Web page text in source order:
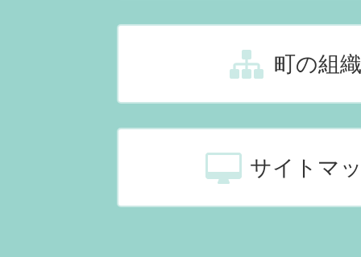
町の組織
サイトマ